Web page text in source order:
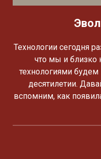
Технологии сегодня
что мы и близко
технологиями
десятилетии.
вспомним, как